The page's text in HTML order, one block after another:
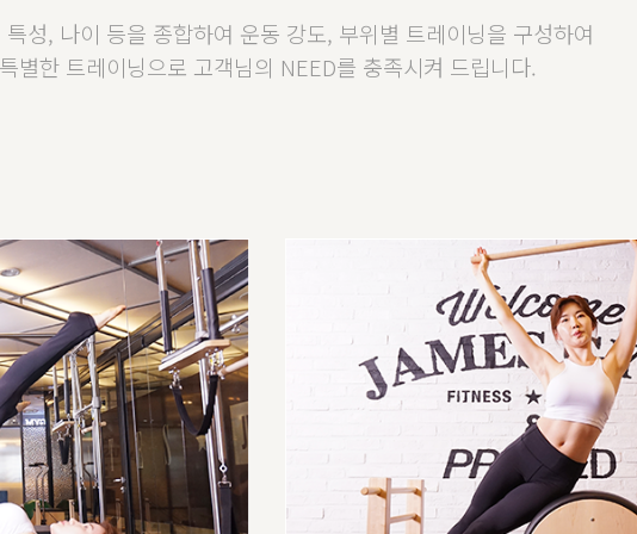
특성, 나이 등을 종합하여 운동 강도, 부위별 트레이닝을 구성하여
별한 트레이닝으로 고객님의 NEED를 충족시켜 드립니다.